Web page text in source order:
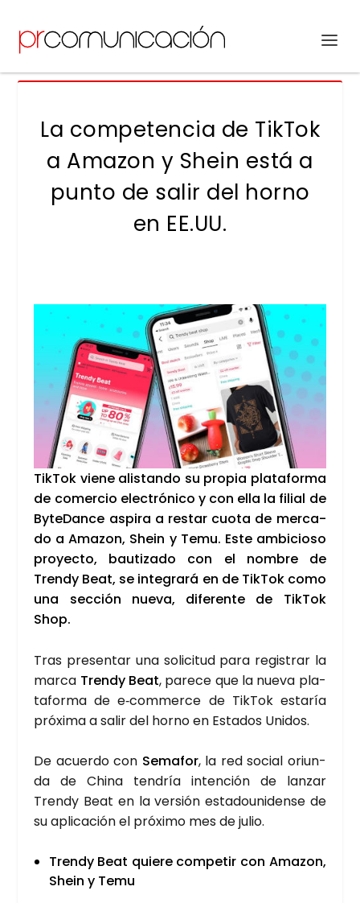
La competencia de TikTok
a Amazon y Shein está a
punto de salir del horno
en EE.UU.
Tik­Tok vie­ne alis­tan­do su pro­pia pla­ta­for­ma
de comer­cio elec­tró­ni­co y con ella la filial de
Byte­Dan­ce aspi­ra a res­tar cuo­ta de mer­ca­
do a Ama­zon, Shein y Temu. Este ambi­cio­so
pro­yec­to, bau­ti­za­do con el nom­bre de
Trendy Beat, se inte­gra­rá en de Tik­Tok como
una sec­ción nue­va, dife­ren­te de Tik­Tok
Shop.
Tras pre­sen­tar una soli­ci­tud para regis­trar la
mar­ca Trendy Beat, pare­ce que la nue­va pla­
ta­for­ma de e‑commerce de Tik­Tok esta­ría
pró­xi­ma a salir del horno en Esta­dos Uni­dos.
De acuer­do con Sema­for, la red social oriun­
da de Chi­na ten­dría inten­ción de lan­zar
Trendy Beat en la ver­sión esta­dou­ni­den­se de
su apli­ca­ción el pró­xi­mo mes de julio.
Trendy Beat quie­re com­pe­tir con Ama­zon,
Shein y Temu